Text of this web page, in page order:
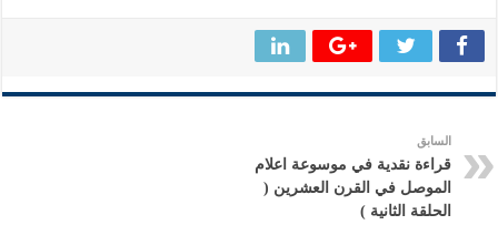
السابق
قراءة نقدية في موسوعة اعلام
الموصل في القرن العشرين (
الحلقة الثانية )